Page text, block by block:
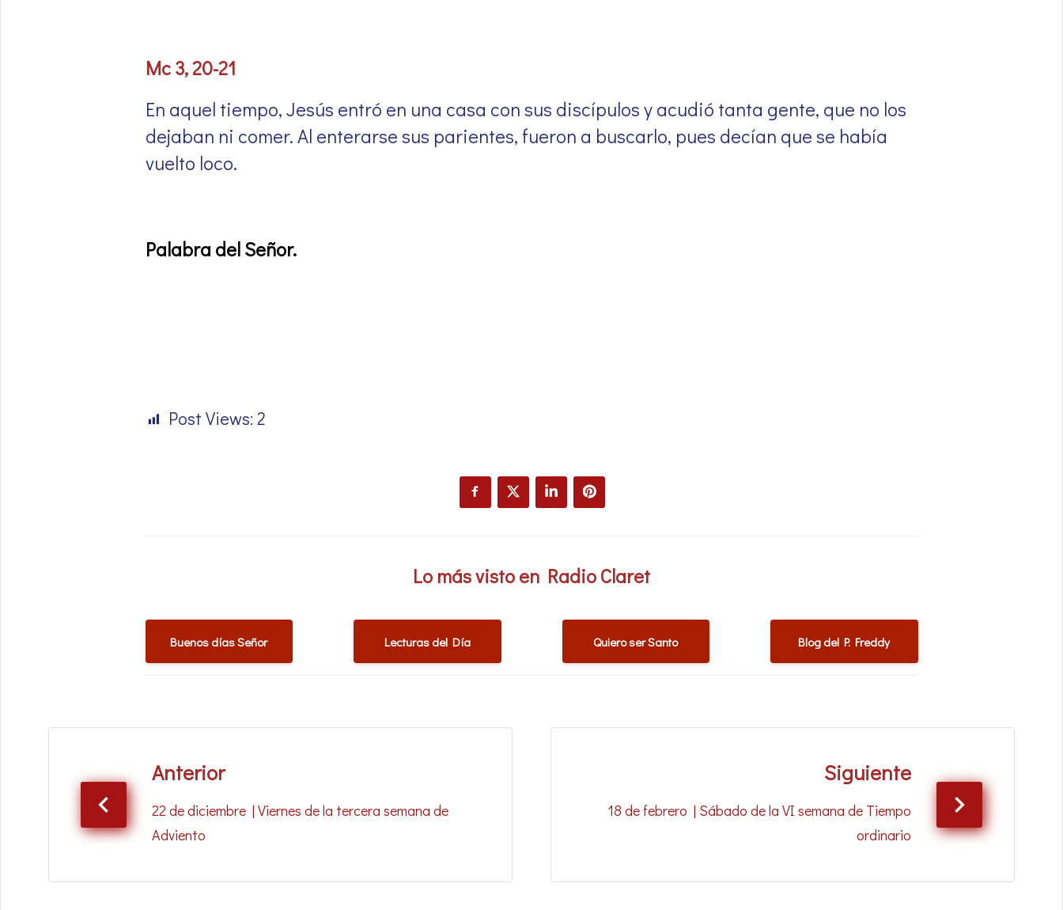
Mc 3, 20-21
En aquel tiempo, Jesús entró en una casa con sus discípulos y acudió tanta gente, que no los
dejaban ni comer. Al enterarse sus parientes, fueron a buscarlo, pues decían que se había
vuelto loco.
Palabra del Señor.
Post Views: 2
Lo más visto en Radio Claret
Buenos días Señor Lecturas del Día Quiero ser Santo Blog del P. Freddy
Anterior
22 de diciembre | Viernes de la tercera semana de
Adviento
Siguiente
18 de febrero | Sábado de la VI semana de Tiempo
ordinario